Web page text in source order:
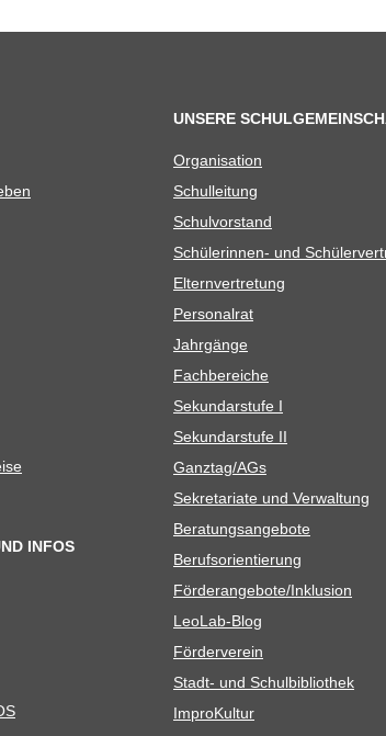
INFOS
UNSERE
Orga­ni­sa­tion
Schul­lei­tung
Schul­vor­stand
Schü­le­rin­nen- und
Eltern­ver­tre­tung
Per­so­nal­rat
Jahr­gänge
Fach­be­rei­che
Sekun­dar­stufe I
Sekun­dar­stufe II
Ganztag/​​AGs
Sekre­ta­riate und Verwaltung
Bera­tungs­an­ge­bote
Berufs­ori­en­tie­rung
Förderangebote/​​Inklusion
Leo­Lab-Blog
För­der­ver­ein
Stadt- und Schulbibliothek
Impro­Kul­tur